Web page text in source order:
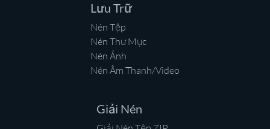
Lưu Trữ
Nén Tệp
Nén Thư Mục
Nén Ảnh
Nén Âm Thanh/Video
Giải Nén